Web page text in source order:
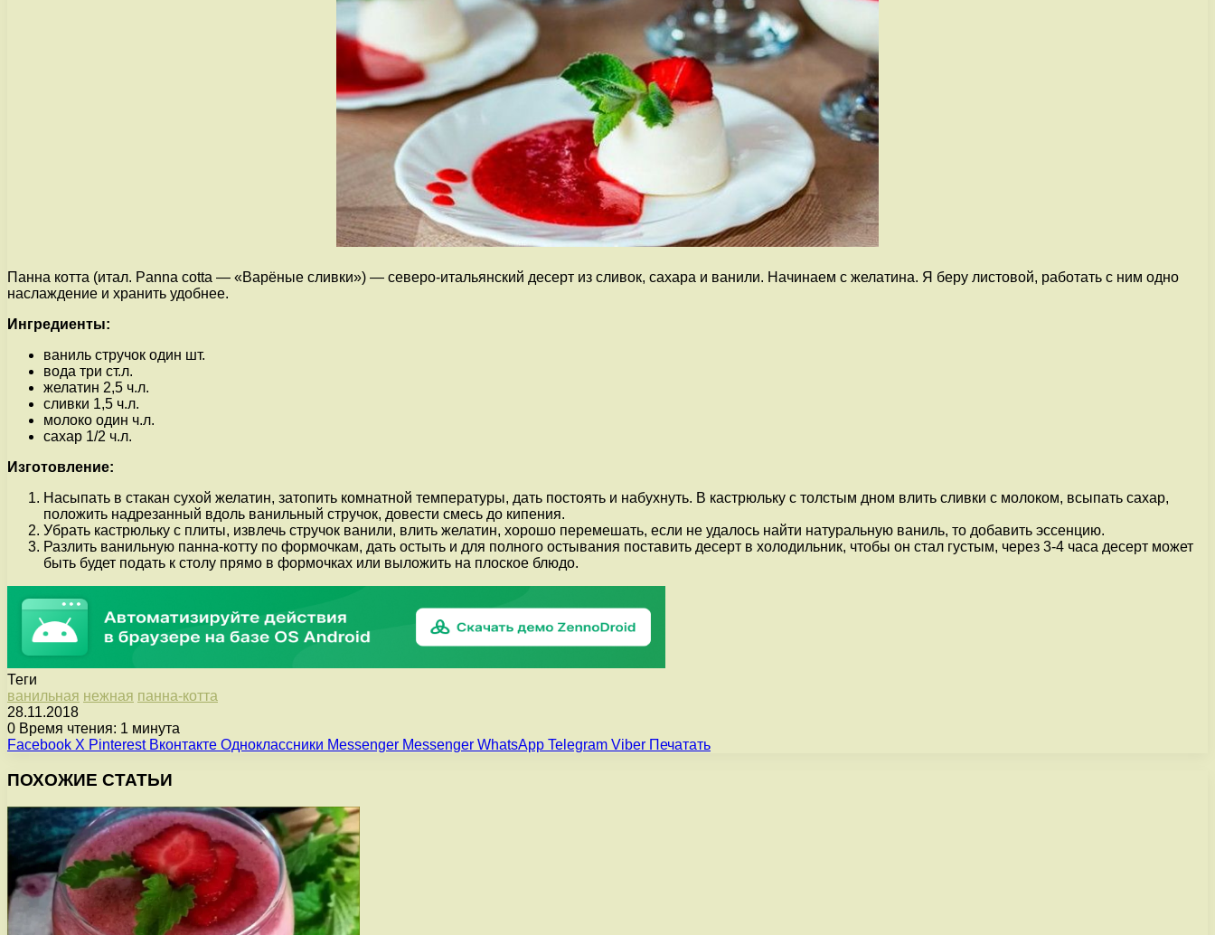
Панна котта (итал. Panna cotta — «Варёные сливки») — северо-итальянский десерт из сливок, сахара и ванили. Начинаем с желатина. Я беру листовой, работать с ним одно
наслаждение и хранить удобнее.
Ингредиенты:
ваниль стручок один шт.
вода три ст.л.
желатин 2,5 ч.л.
сливки 1,5 ч.л.
молоко один ч.л.
сахар 1/2 ч.л.
Изготовление:
Насыпать в стакан сухой желатин, затопить комнатной температуры, дать постоять и набухнуть. В кастрюльку с толстым дном влить сливки с молоком, всыпать сахар,
положить надрезанный вдоль ванильный стручок, довести смесь до кипения.
Убрать кастрюльку с плиты, извлечь стручок ванили, влить желатин, хорошо перемешать, если не удалось найти натуральную ваниль, то добавить эссенцию.
Разлить ванильную панна-котту по формочкам, дать остыть и для полного остывания поставить десерт в холодильник, чтобы он стал густым, через 3-4 часа десерт может
быть будет подать к столу прямо в формочках или выложить на плоское блюдо.
Теги
ванильная нежная панна-котта
28.11.2018
0 Время чтения: 1 минута
Facebook X Pinterest Вконтакте Одноклассники Messenger Messenger WhatsApp Telegram Viber Печатать
ПОХОЖИЕ СТАТЬИ